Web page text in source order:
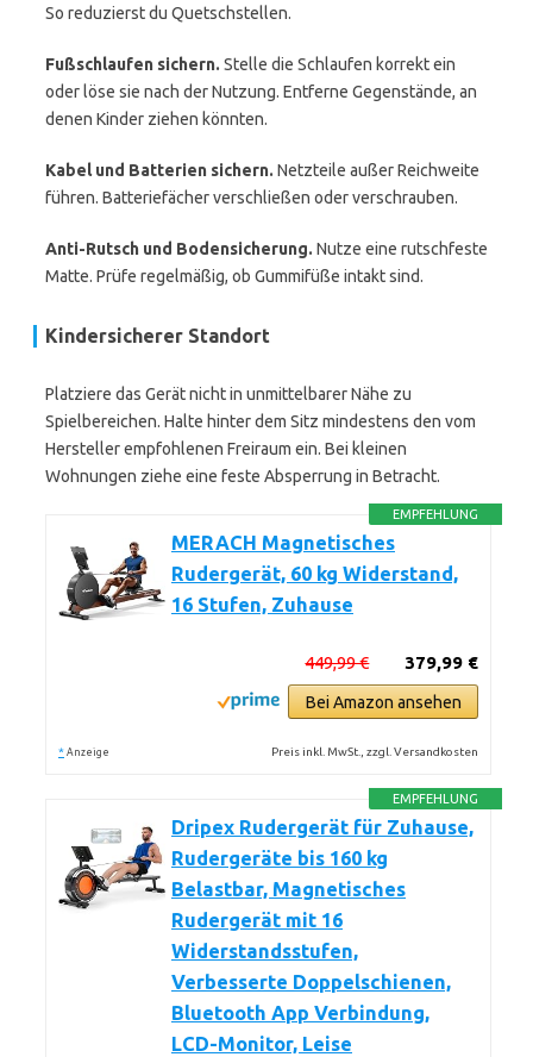
So reduzierst du Quetschstellen.
Fußschlaufen sichern. Stelle die Schlaufen korrekt ein
oder löse sie nach der Nutzung. Entferne Gegenstände, an
denen Kinder ziehen könnten.
Kabel und Batterien sichern. Netzteile außer Reichweite
führen. Batteriefächer verschließen oder verschrauben.
Anti-Rutsch und Bodensicherung. Nutze eine rutschfeste
Matte. Prüfe regelmäßig, ob Gummifüße intakt sind.
Kindersicherer Standort
Platziere das Gerät nicht in unmittelbarer Nähe zu
Spielbereichen. Halte hinter dem Sitz mindestens den vom
Hersteller empfohlenen Freiraum ein. Bei kleinen
Wohnungen ziehe eine feste Absperrung in Betracht.
EMPFEHLUNG
MERACH Magnetisches
Rudergerät, 60 kg Widerstand,
16 Stufen, Zuhause
379,99 €
449,99 €
Bei Amazon ansehen
* Anzeige Preis inkl. MwSt., zzgl. Versandkosten
EMPFEHLUNG
Dripex Rudergerät für Zuhause,
Rudergeräte bis 160 kg
Belastbar, Magnetisches
Rudergerät mit 16
Widerstandsstufen,
Verbesserte Doppelschienen,
Bluetooth App Verbindung,
LCD-Monitor, Leise